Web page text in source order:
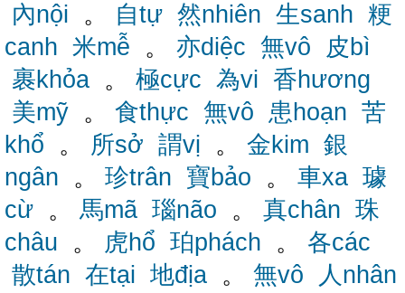
內nội 。 自tự 然nhiên 生sanh 粳
canh 米mễ 。 亦diệc 無vô
皮bì
裹khỏa 。 極cực 為vi 香hương
美mỹ 。 食thực 無vô 患hoạn 苦
khổ 。 所sở 謂vị 。 金kim 銀
ngân 。 珍trân 寶bảo 。 車xa 璩
cừ 。 馬mã 瑙não 。 真chân 珠
châu 。 虎hổ 珀phách 。 各các
散tán 在tại 地địa 。 無vô
人nhân